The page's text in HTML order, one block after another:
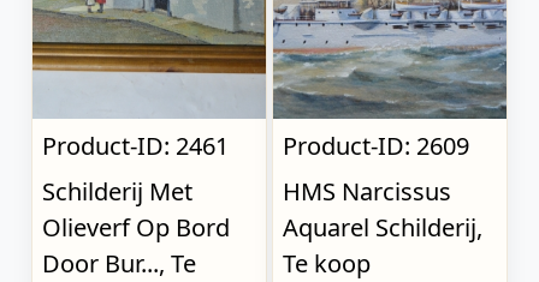
Product-ID: 2461
Schilderij Met
Olieverf Op Bord
Door Bur..., Te
Product-ID: 2609
HMS Narcissus
Aquarel Schilderij,
Te koop